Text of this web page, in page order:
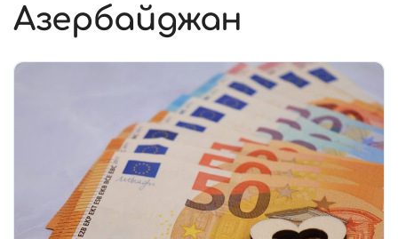
Азербайджан